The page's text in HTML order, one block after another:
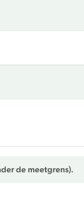
de meetgrens).